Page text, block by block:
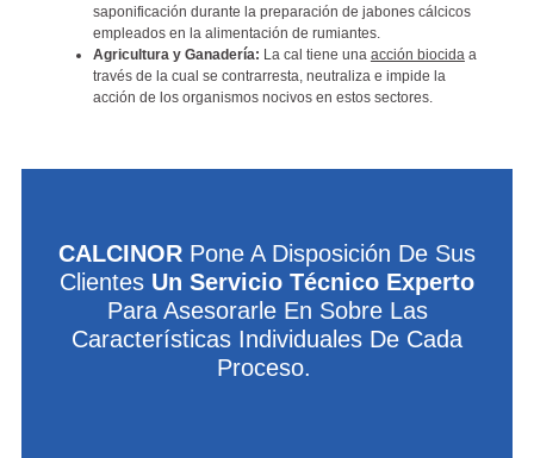
saponificación durante la preparación de jabones cálcicos
empleados en la alimentación de rumiantes.
Agricultura y Ganadería: La cal tiene una acción biocidaa
través de la cual se contrarresta, neutraliza e impide la
acción de los organismos nocivos en estos sectores.
CALCINOR Pone A Disposición De Sus
Clientes Un Servicio Técnico Experto
Para Asesorarle En Sobre Las
Características Individuales De Cada
Proceso.